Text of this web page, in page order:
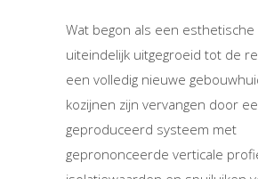
Wat begon als een esthetische
uiteindelijk uitgegroeid tot de
een volledig nieuwe
kozijnen zijn vervangen door
geproduceerd systeem met
geprononceerde verticale